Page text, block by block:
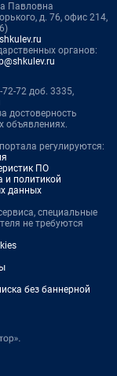
Павловна
д. 76, офис 214,
органов:
72 доб. 3335,
достоверность
объявлениях.
регулируются:
ПО
и политикой
данных
специальные
не требуются
без баннерной